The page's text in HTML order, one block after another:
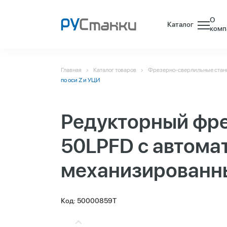
Каталог
О
Главная Каталог товаров
Фрезерно-сверлильные
по оси Z и УЦИ
Редукторный
50LPFD с
Код: 50000859T